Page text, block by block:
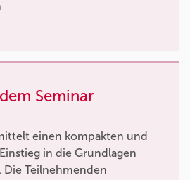
Seminar
einen kompakten und
in die Grundlagen
Teilnehmenden